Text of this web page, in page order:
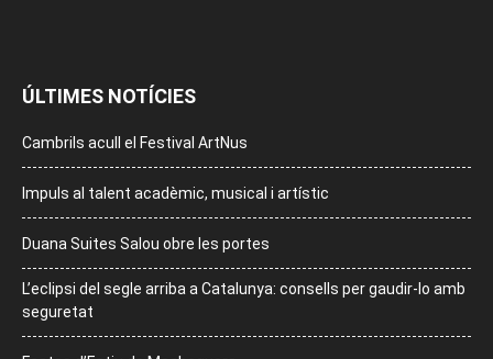
ÚLTIMES NOTÍCIES
Cambrils acull el Festival ArtNus
Impuls al talent acadèmic, musical i artístic
Duana Suites Salou obre les portes
L’eclipsi del segle arriba a Catalunya: consells per gaudir-lo amb
seguretat